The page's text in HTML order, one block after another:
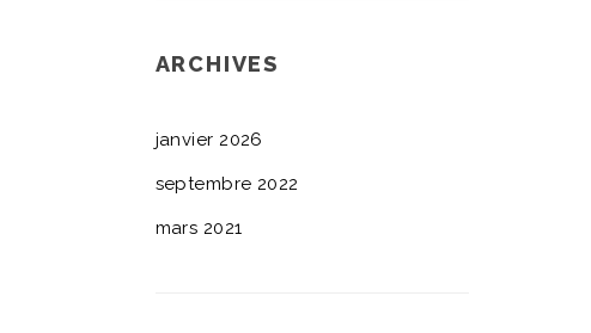
ARCHIVES
janvier 2026
septembre 2022
mars 2021